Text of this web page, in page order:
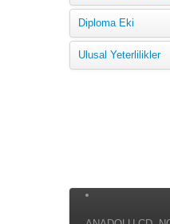
Diploma Eki
Ulusal Yeterlilikler